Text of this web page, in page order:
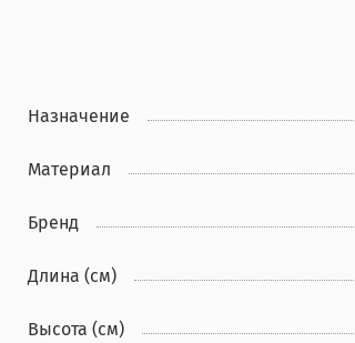
Назначение
Материал
Бренд
Длина (см)
Высота (см)